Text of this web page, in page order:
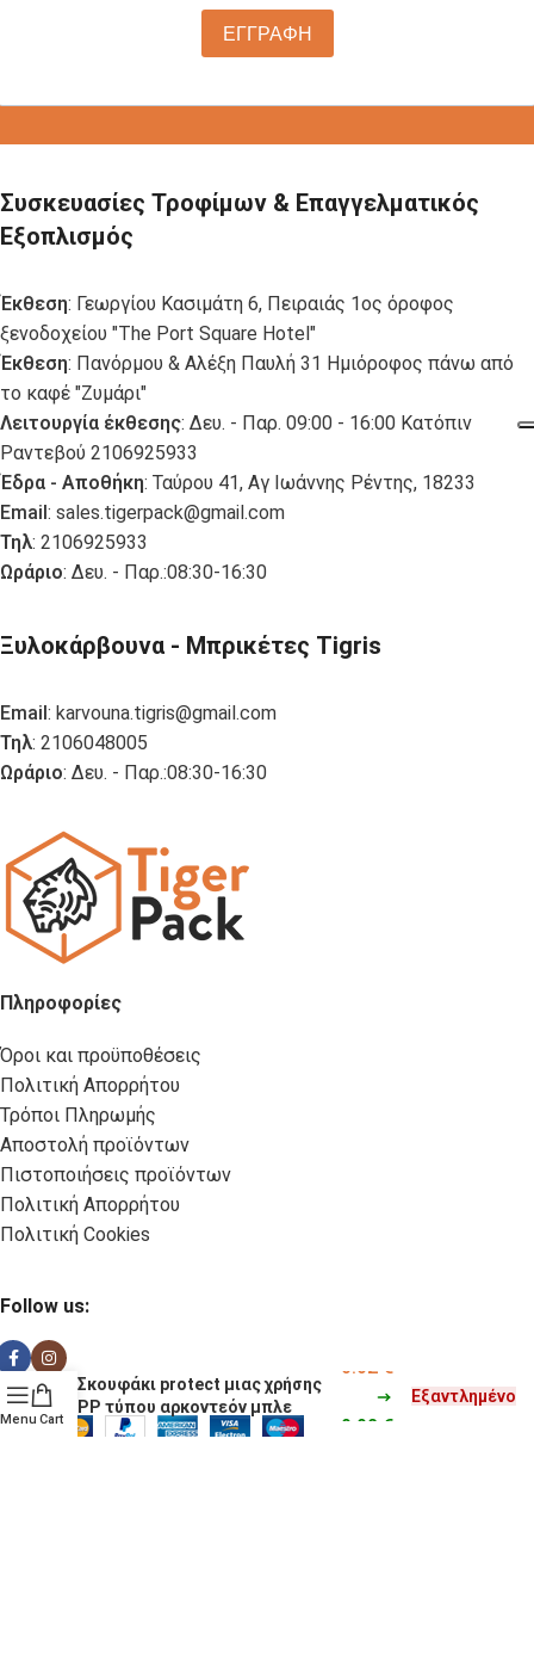
ΕΓΓΡΑΦΗ
Συσκευασίες Τροφίμων & Επαγγελματικός
Εξοπλισμός
Έκθεση: Γεωργίου Κασιμάτη 6, Πειραιάς 1ος όροφος
ξενοδοχείου "The Port Square Hotel"
Έκθεση: Πανόρμου & Αλέξη Παυλή 31 Ημιόροφος πάνω από
το καφέ "Ζυμάρι"
Λειτουργία έκθεσης: Δευ. - Παρ. 09:00 - 16:00 Κατόπιν
Ραντεβού 2106925933
Έδρα - Αποθήκη: Ταύρου 41, Αγ Ιωάννης Ρέντης, 18233
Email : sales.tigerpack@gmail.com
Τηλ: 2106925933
Ωράριο: Δευ. - Παρ.:08:30-16:30
Ξυλοκάρβουνα - Μπρικέτες Tigris
Email : karvouna.tigris@gmail.com
Τηλ: 2106048005
Ωράριο: Δευ. - Παρ.:08:30-16:30
Πληροφορίες
Όροι και προϋποθέσεις
Πολιτική Απορρήτου
Τρόποι Πληρωμής
Αποστολή προϊόντων
Πιστοποιήσεις προϊόντων
Πολιτική Απορρήτου
Πολιτική Cookies
Follow us:
Menu Cart
Σκουφάκι protect μιας χρήσης
ΡΡ τύπου αρκοντεόν μπλε
0.02 €
0.02 €
Εξαντλημένο